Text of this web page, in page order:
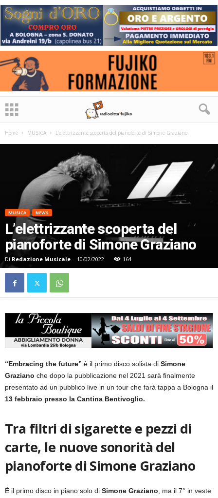
Home MUSICA L’elettrizzante scoperta del pianoforte di Simone Graziano
MUSICA NEWS
L’elettrizzante scoperta del
pianoforte di Simone Graziano
Di Redazione Musicale - 10/02/2022 164
“Embracing the future” è il primo disco solista di Simone
Graziano che dopo la pubblicazione nel 2021 sarà finalmente
presentato ad un pubblico live in un tour che farà tappa a Bologna il
13 febbraio presso la Cantina Bentivoglio.
Tra filtri di sigarette e pezzi di
carte, le nuove sonorità del
pianoforte di Simone Graziano
È il primo disco in piano solo di Simone Graziano, ma il 7° in veste